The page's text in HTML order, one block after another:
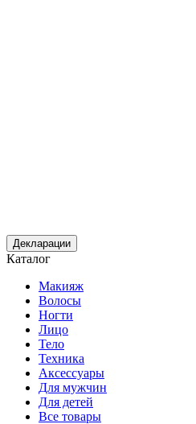
Декларации
Каталог
Макияж
Волосы
Ногти
Лицо
Тело
Техника
Аксессуары
Для мужчин
Для детей
Все товары